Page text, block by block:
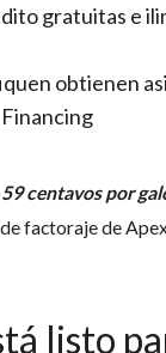
gratuitas e
obtienen
centavos por
factoraje de
listo